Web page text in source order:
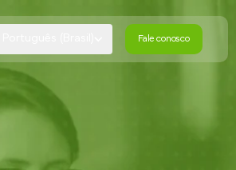
Fale conosco